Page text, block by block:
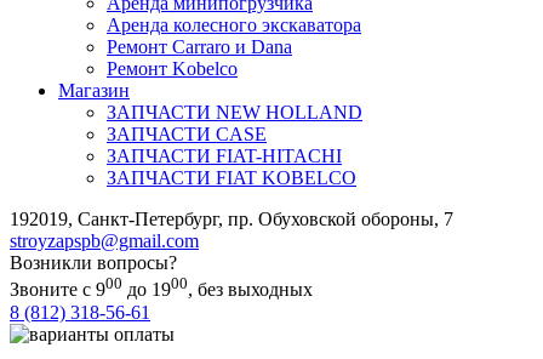
Аренда колесного экскаватора
Ремонт Carraro и Dana
Ремонт Kobelco
Магазин
ЗАПЧАСТИ NEW HOLLAND
ЗАПЧАСТИ CASE
ЗАПЧАСТИ FIAT-HITACHI
ЗАПЧАСТИ FIAT KOBELCO
192019, Санкт-Петербург, пр. Обуховской обороны, 7
stroyzapspb@gmail.com
Возникли вопросы?
Звоните с 900 до 1900, без выходных
8 (812) 318-56-61